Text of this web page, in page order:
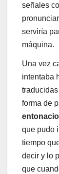
señales
serviría
máquina.
Una vez
intentaba
forma de
que pudo
tiempo
decir y lo
que